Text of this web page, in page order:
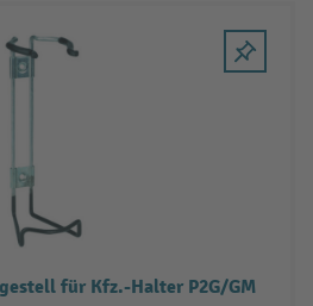
für Kfz.-Halter P2G/GM